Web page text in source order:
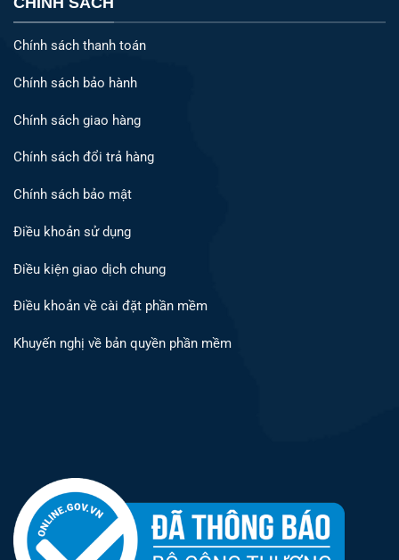
Chính sách thanh toán
Chính sách bảo hành
Chính sách giao hàng
Chính sách đổi trả hàng
Chính sách bảo mật
Điều khoản sử dụng
Điều kiện giao dịch chung
Điều khoản về cài đặt phần mềm
Khuyến nghị về bản quyền phần mềm